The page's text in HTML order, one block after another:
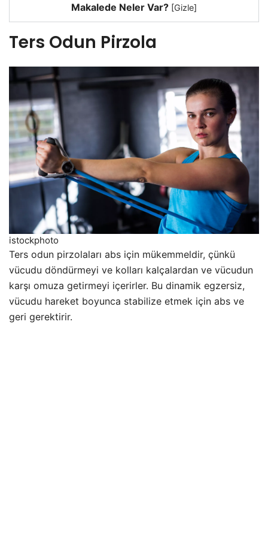
Makalede Neler Var? [Gizle]
Ters Odun Pirzola
istockphoto
Ters odun pirzolaları abs için mükemmeldir, çünkü
vücudu döndürmeyi ve kolları kalçalardan ve vücudun
karşı omuza getirmeyi içerirler. Bu dinamik egzersiz,
vücudu hareket boyunca stabilize etmek için abs ve
geri gerektirir.